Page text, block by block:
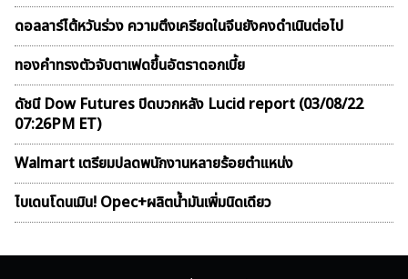
ดอลลาร์ไต้หวันร่วง ความตึงเครียดในจีนยังคงดำเนินต่อไป
ทองคำทรงตัวจับตาเฟดขึ้นอัตราดอกเบี้ย
ดัชนี Dow Futures ปิดบวกหลัง Lucid report (03/08/22
07:26PM ET)
Walmart เตรียมปลดพนักงานหลายร้อยตำแหน่ง
ไบเดนโดนเมิน! Opec+ผลิตน้ำมันเพิ่มนิดเดียว